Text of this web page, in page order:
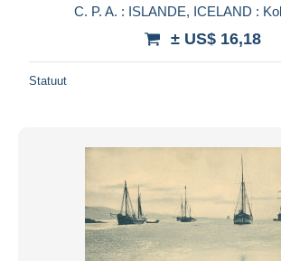
C. P. A. : ISLANDE, ICELAND :
± US$ 16,18
Statuut